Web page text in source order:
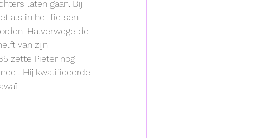
laten gaan. Bij
als in het fietsen
Halverwege de
van zijn
zette Pieter nog
Hij kwalificeerde